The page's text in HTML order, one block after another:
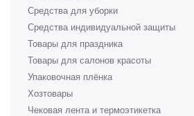
Средства для уборки
Средства индивидуальной защиты
Товары для праздника
Товары для салонов красоты
Упаковочная плёнка
Хозтовары
Чековая лента и термоэтикетка